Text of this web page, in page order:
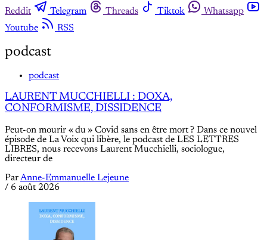
Reddit
Telegram Threads Tiktok
Whatsapp
Youtube
RSS
podcast
podcast
LAURENT MUCCHIELLI : DOXA,
CONFORMISME, DISSIDENCE
Peut-on mourir « du » Covid sans en être mort ? Dans ce nouvel
épisode de La Voix qui libère, le podcast de LES LETTRES
LIBRES, nous recevons Laurent Mucchielli, sociologue,
directeur de
ParAnne-Emmanuelle Lejeune
/ 6 août 2026